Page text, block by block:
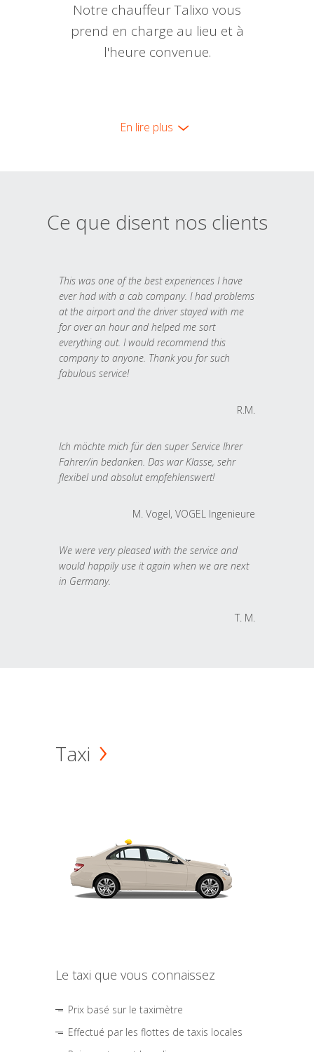
Notre chauffeur Talixo vous
prend en charge au lieu et à
l'heure convenue.
En lire plus
Ce que disent nos clients
This was one of the best experiences I have
ever had with a cab company. I had problems
at the airport and the driver stayed with me
for over an hour and helped me sort
everything out. I would recommend this
company to anyone. Thank you for such
fabulous service!
R.M.
Ich möchte mich für den super Service Ihrer
Fahrer/in bedanken. Das war Klasse, sehr
flexibel und absolut empfehlenswert!
M. Vogel, VOGEL Ingenieure
We were very pleased with the service and
would happily use it again when we are next
in Germany.
T. M.
Taxi
Le taxi que vous connaissez
Prix basé sur le taximètre
Effectué par les flottes de taxis locales